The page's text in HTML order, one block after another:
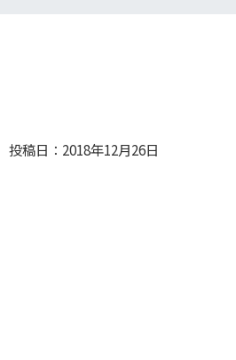
投稿日：2018年12月26日